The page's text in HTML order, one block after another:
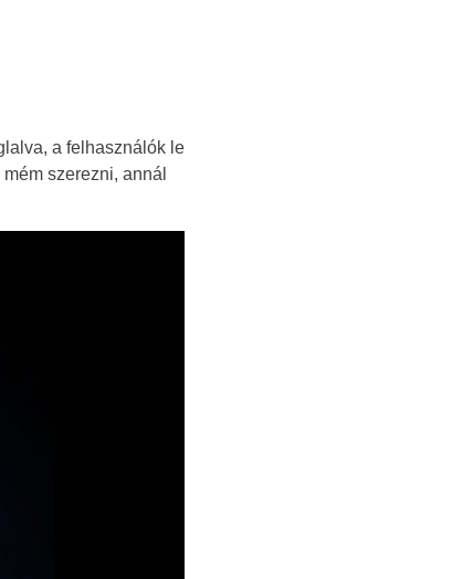
a felhasználók le
szerezni, annál